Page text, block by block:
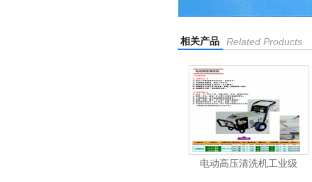
相关产品 Related Products
电动高压清洗机